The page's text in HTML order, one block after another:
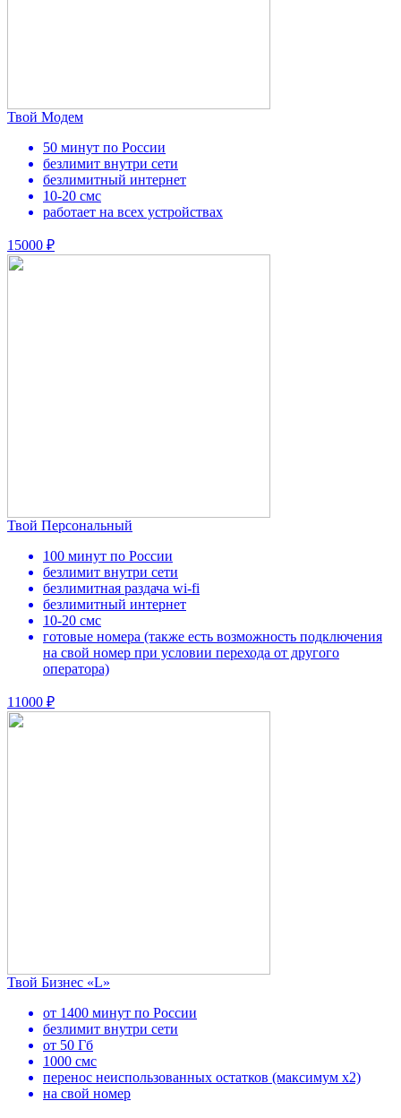
Твой Модем
50 минут по России
безлимит внутри сети
безлимитный интернет
10-20 смс
работает на всех устройствах
15000 ₽
Твой Персональный
100 минут по России
безлимит внутри сети
безлимитная раздача wi-fi
безлимитный интернет
10-20 смс
готовые номера (также есть возможность подключения
на свой номер при условии перехода от другого
оператора)
11000 ₽
Твой Бизнес «L»
от 1400 минут по России
безлимит внутри сети
от 50 Гб
1000 смс
перенос неиспользованных остатков (максимум х2)
на свой номер